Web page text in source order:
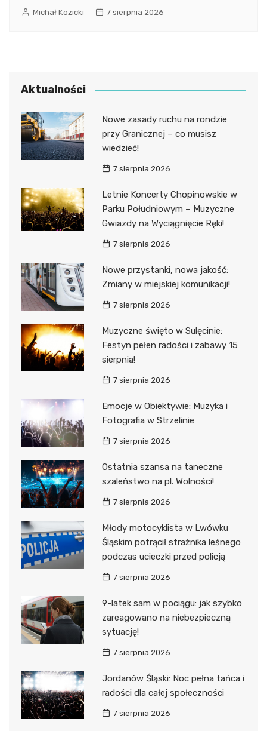
Michał Kozicki 7 sierpnia 2026
Aktualności
Nowe zasady ruchu na rondzie
przy Granicznej – co musisz
wiedzieć!
7 sierpnia 2026
Letnie Koncerty Chopinowskie w
Parku Południowym – Muzyczne
Gwiazdy na Wyciągnięcie Ręki!
7 sierpnia 2026
Nowe przystanki, nowa jakość:
Zmiany w miejskiej komunikacji!
7 sierpnia 2026
Muzyczne święto w Sulęcinie:
Festyn pełen radości i zabawy 15
sierpnia!
7 sierpnia 2026
Emocje w Obiektywie: Muzyka i
Fotografia w Strzelinie
7 sierpnia 2026
Ostatnia szansa na taneczne
szaleństwo na pl. Wolności!
7 sierpnia 2026
Młody motocyklista w Lwówku
Śląskim potrącił strażnika leśnego
podczas ucieczki przed policją
7 sierpnia 2026
9-latek sam w pociągu: jak szybko
zareagowano na niebezpieczną
sytuację!
7 sierpnia 2026
Jordanów Śląski: Noc pełna tańca i
radości dla całej społeczności
7 sierpnia 2026